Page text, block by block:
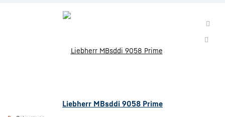
Liebherr MBsddi 9058 Prime